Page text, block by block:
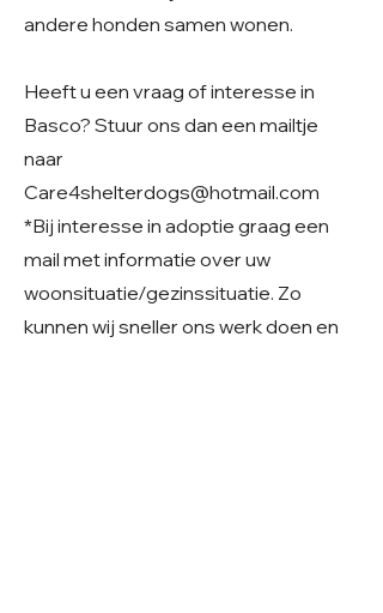
andere honden samen wonen.
Heeft u een vraag of interesse in
Basco? Stuur ons dan een mailtje
naar
Care4shelterdogs@hotmail.com
*Bij interesse in adoptie graag een
mail met informatie over uw
woonsituatie/gezinssituatie. Zo
kunnen wij sneller ons werk doen en